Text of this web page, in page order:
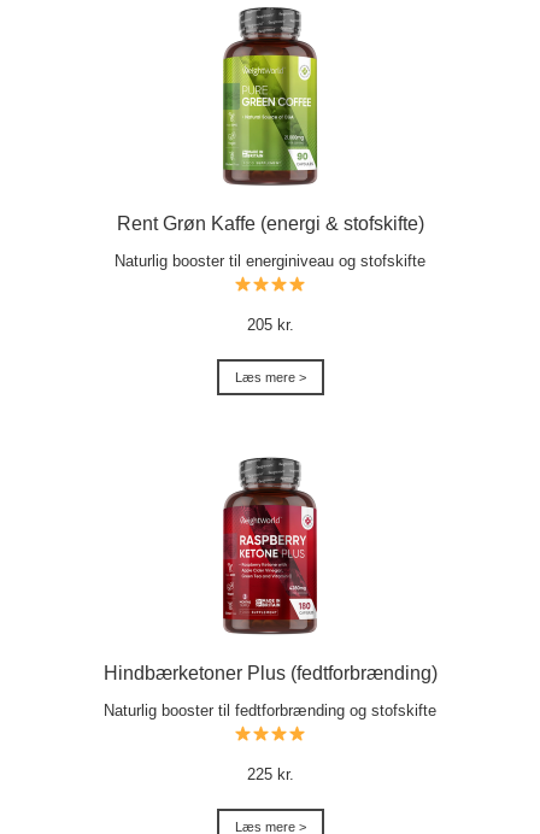
Rent Grøn Kaffe (energi & stofskifte)
Naturlig booster til energiniveau og stofskifte
205 kr.
Læs mere >
Hindbærketoner Plus (fedtforbrænding)
Naturlig booster til fedtforbrænding og stofskifte
225 kr.
Læs mere >